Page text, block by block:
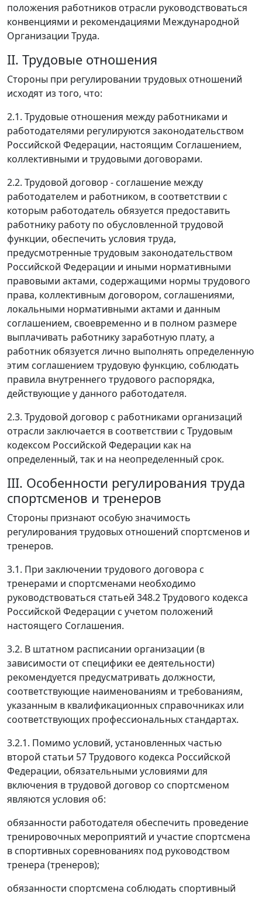
положения работников отрасли руководствоваться
конвенциями и рекомендациями Международной
Организации Труда.
II. Трудовые отношения
Стороны при регулировании трудовых отношений
исходят из того, что:
2.1. Трудовые отношения между работниками и
работодателями регулируются законодательством
Российской Федерации, настоящим Соглашением,
коллективными и трудовыми договорами.
2.2. Трудовой договор - соглашение между
работодателем и работником, в соответствии с
которым работодатель обязуется предоставить
работнику работу по обусловленной трудовой
функции, обеспечить условия труда,
предусмотренные трудовым законодательством
Российской Федерации и иными нормативными
правовыми актами, содержащими нормы трудового
права, коллективным договором, соглашениями,
локальными нормативными актами и данным
соглашением, своевременно и в полном размере
выплачивать работнику заработную плату, а
работник обязуется лично выполнять определенную
этим соглашением трудовую функцию, соблюдать
правила внутреннего трудового распорядка,
действующие у данного работодателя.
2.3. Трудовой договор с работниками организаций
отрасли заключается в соответствии с Трудовым
кодексом Российской Федерации как на
определенный, так и на неопределенный срок.
III. Особенности регулирования труда
спортсменов и тренеров
Стороны признают особую значимость
регулирования трудовых отношений спортсменов и
тренеров.
3.1. При заключении трудового договора с
тренерами и спортсменами необходимо
руководствоваться статьей 348.2 Трудового кодекса
Российской Федерации с учетом положений
настоящего Соглашения.
3.2. В штатном расписании организации (в
зависимости от специфики ее деятельности)
рекомендуется предусматривать должности,
соответствующие наименованиям и требованиям,
указанным в квалификационных справочниках или
соответствующих профессиональных стандартах.
3.2.1. Помимо условий, установленных частью
второй статьи 57 Трудового кодекса Российской
Федерации, обязательными условиями для
включения в трудовой договор со спортсменом
являются условия об:
обязанности работодателя обеспечить проведение
тренировочных мероприятий и участие спортсмена
в спортивных соревнованиях под руководством
тренера (тренеров);
обязанности спортсмена соблюдать спортивный